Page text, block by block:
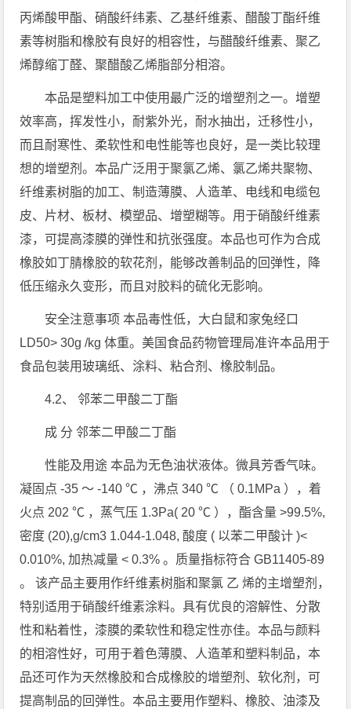
丙烯酸甲酯、硝酸纤纬素、乙基纤维素、醋酸丁酯纤维
素等树脂和橡胶有良好的相容性，与醋酸纤维素、聚乙
烯醇缩丁醛、聚醋酸乙烯脂部分相溶。
本品是塑料加工中使用最广泛的增塑剂之一。增塑
效率高，挥发性小，耐紫外光，耐水抽出，迁移性小，
而且耐寒性、柔软性和电性能等也良好，是一类比较理
想的增塑剂。本品广泛用于聚氯乙烯、氯乙烯共聚物、
纤维素树脂的加工、制造薄膜、人造革、电线和电缆包
皮、片材、板材、模塑品、增塑糊等。用于硝酸纤维素
漆，可提高漆膜的弹性和抗张强度。本品也可作为合成
橡胶如丁腈橡胶的软花剂，能够改善制品的回弹性，降
低压缩永久变形，而且对胶料的硫化无影响。
安全注意事项 本品毒性低，大白鼠和家兔经口
LD50> 30g /kg 体重。美国食品药物管理局准许本品用于
食品包装用玻璃纸、涂料、粘合剂、橡胶制品。
4.2、 邻苯二甲酸二丁酯
成 分 邻苯二甲酸二丁酯
性能及用途 本品为无色油状液体。微具芳香气味。
凝固点 -35 ～ -140 ℃ ，沸点 340 ℃ （ 0.1MPa ），着
火点 202 ℃ ，蒸气压 1.3Pa( 20 ℃ ），酯含量 >99.5%,
密度 (20),g/cm3 1.044-1.048, 酸度 ( 以苯二甲酸计 )<
0.010%, 加热减量 < 0.3% 。质量指标符合 GB11405-89
。 该产品主要用作纤维素树脂和聚氯 乙 烯的主增塑剂，
特别适用于硝酸纤维素涂料。具有优良的溶解性、分散
性和粘着性，漆膜的柔软性和稳定性亦佳。本品与颜料
的相溶性好，可用于着色薄膜、人造革和塑料制品，本
品还可作为天然橡胶和合成橡胶的增塑剂、软化剂，可
提高制品的回弹性。本品主要用作塑料、橡胶、油漆及